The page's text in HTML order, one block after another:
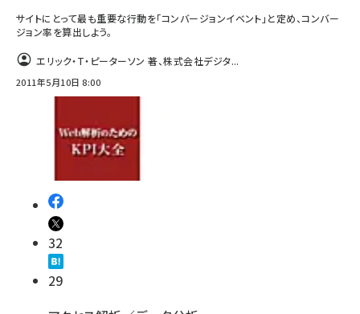
サイトにとって最も重要な行動を「コンバージョンイベント」と定め、コンバー
ジョン率を算出しよう。
エリック・T・ピーターソン 著、株式会社デジタ...
2011年5月10日 8:00
32
29